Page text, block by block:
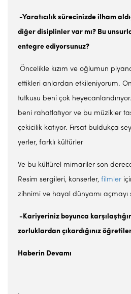
-Yaratıcılık sürecinizde ilham
diğer disiplinler var mı? Bu
entegre ediyorsunuz?
Öncelikle kızım ve oğlumun
ettikleri anlardan etkileniyorum.
tutkusu beni çok
beni rahatlatıyor ve bu müzikler
çekicilik katıyor. Fırsat buldukça
yerler, farklı kültürler
Ve bu kültürel mimariler son
Resim sergileri, konserler, filmler
zihnimi ve hayal dünyamı açmayı
-Kariyeriniz boyunca
zorluklardan çıkardığınız
Haberin Devamı